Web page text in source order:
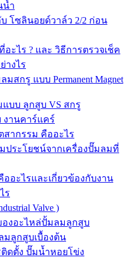
น้ำ
โซลินอยด์วาล์ว 2/2 ก่อน
ะไร ? และ วิธีการตรวจเช็ค
างไร
สกรู แบบ Permanent Magnet
แบบ ลูกสูบ VS สกรู
านคาร์แคร์
สากรรม คืออะไร
ประโยชน์จากเครื่องปั๊มลมที่
อะไรและเกี่ยวข้องกับงาน
ร
Valve )
งอะไหล่ปั้มลมลูกสูบ
มลูกสูบเบื้องต้น
ดตั้ง ปั๊มน้ำหอยโข่ง